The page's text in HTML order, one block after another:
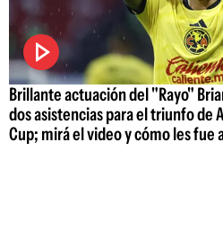
Brillante actuación del "Rayo"
dos asistencias para el triunfo de
Cup; mirá el video y cómo les fue